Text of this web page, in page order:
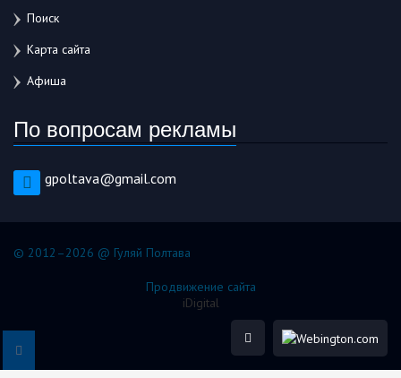
Поиск
Карта сайта
Афиша
По вопросам рекламы
gpoltava@gmail.com
© 2012–2026 @ Гуляй Полтава
Продвижение сайта
iDigital